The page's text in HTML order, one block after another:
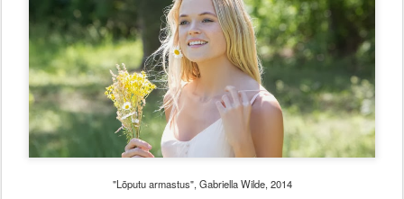
"Lõputu armastus", Gabriella Wilde, 2014